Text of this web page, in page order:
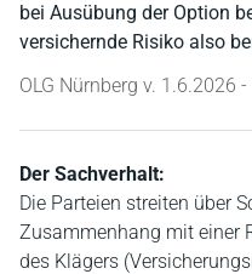
bei Ausübung der Option
versichernde Risiko also
OLG Nürnberg v. 1.6.2026
Der Sachverhalt:
Die Parteien streiten über
Zusammenhang mit einer
des Klägers